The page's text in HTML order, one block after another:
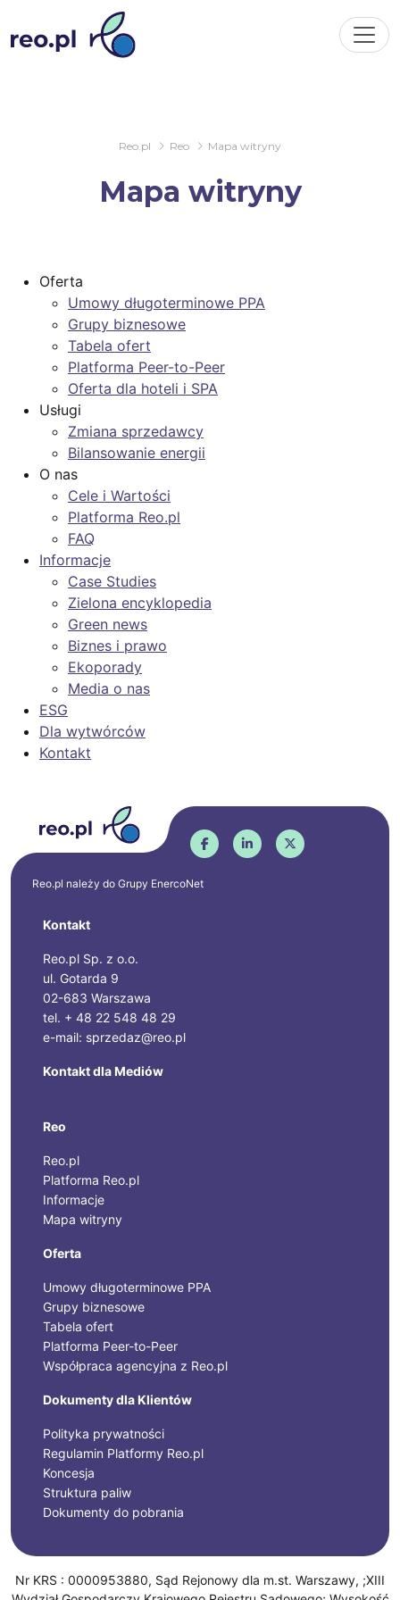
Reo.pl Reo Mapa witryny
Mapa witryny
Oferta
Umowy długoterminowe PPA
Grupy biznesowe
Tabela ofert
Platforma Peer-to-Peer
Oferta dla hoteli i SPA
Usługi
Zmiana sprzedawcy
Bilansowanie energii
O nas
Cele i Wartości
Platforma Reo.pl
FAQ
Informacje
Case Studies
Zielona encyklopedia
Green news
Biznes i prawo
Ekoporady
Media o nas
ESG
Dla wytwórców
Kontakt
Reo.pl należy do Grupy EnercoNet
Kontakt
Reo.pl Sp. z o.o.
ul. Gotarda 9
02-683 Warszawa
tel. + 48 22 548 48 29
e-mail: sprzedaz@reo.pl
Kontakt dla Mediów
Reo
Reo.pl
Platforma Reo.pl
Informacje
Mapa witryny
Oferta
Umowy długoterminowe PPA
Grupy biznesowe
Tabela ofert
Platforma Peer-to-Peer
Współpraca agencyjna z Reo.pl
Dokumenty dla Klientów
Polityka prywatności
Regulamin Platformy Reo.pl
Koncesja
Struktura paliw
Dokumenty do pobrania
Nr KRS : 0000953880, Sąd Rejonowy dla m.st. Warszawy, ;XIII